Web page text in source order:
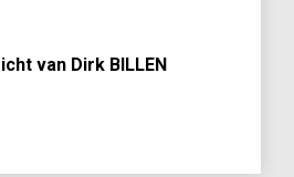
van Dirk BILLEN